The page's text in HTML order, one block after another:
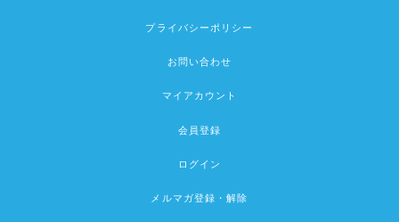
プライバシーポリシー
お問い合わせ
マイアカウント
会員登録
ログイン
メルマガ登録・解除